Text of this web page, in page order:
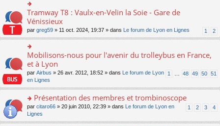
s
ult
er
le
m
e
s
s
g
e
n
o
n
lu
le
o
n
ult
er
le
m
e
s
s
e
n
o
n
Tramway T8 : Vaulx-en-Velin la Soie - Gare de
Vénissieux
1 2
par greg59 » 11 oct. 2024, 19:37 » dans Le forum de Lyon en Lignes
o
n
ult
le
m
e
s
s
Mobilisons-nous pour l'avenir du trolleybus en France,
et à Lyon
1 48 49 50 51
par Airbus » 26 avr. 2012, 18:52 » dans
Le forum de Lyon
en Lignes
o
s
Présentation des membres et trombinoscope
1 2 3 4
par citaro66 » 20 juin 2010, 22:39 » dans
Le forum de Lyon en
Lignes